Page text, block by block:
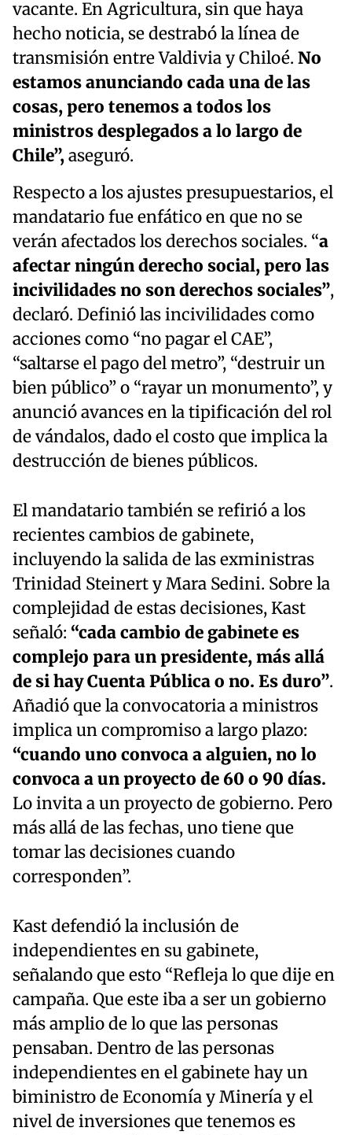
vacante. En Agricultura, sin que haya
hecho noticia, se destrabó la línea de
transmisión entre Valdivia y Chiloé. No
estamos anunciando cada una de las
cosas, pero tenemos a todos los
ministros desplegados a lo largo de
Chile”,aseguró.
Respecto a los ajustes presupuestarios, el
mandatario fue enfático en que no se
verán afectados los derechos sociales. “a
afectar ningún derecho social, pero las
incivilidades no son derechos sociales”,
declaró. Definió las incivilidades como
acciones como “no pagar el CAE”,
“saltarse el pago del metro”, “destruir un
bien público” o “rayar un monumento”, y
anunció avances en la tipificación del rol
de vándalos, dado el costo que implica la
destrucción de bienes públicos.
El mandatario también se refirió a los
recientes cambios de gabinete,
incluyendo la salida de las exministras
Trinidad Steinert y Mara Sedini. Sobre la
complejidad de estas decisiones, Kast
señaló: “cada cambio de gabinete es
complejo para un presidente, más allá
de si hay Cuenta Pública o no. Es duro”.
Añadió que la convocatoria a ministros
implica un compromiso a largo plazo:
“cuando uno convoca a alguien, no lo
convoca a un proyecto de 60 o 90 días.
Lo invita a un proyecto de gobierno. Pero
más allá de las fechas, uno tiene que
tomar las decisiones cuando
corresponden”.
Kast defendió la inclusión de
independientes en su gabinete,
señalando que esto “Refleja lo que dije en
campaña. Que este iba a ser un gobierno
más amplio de lo que las personas
pensaban. Dentro de las personas
independientes en el gabinete hay un
biministro de Economía y Minería y el
nivel de inversiones que tenemos es